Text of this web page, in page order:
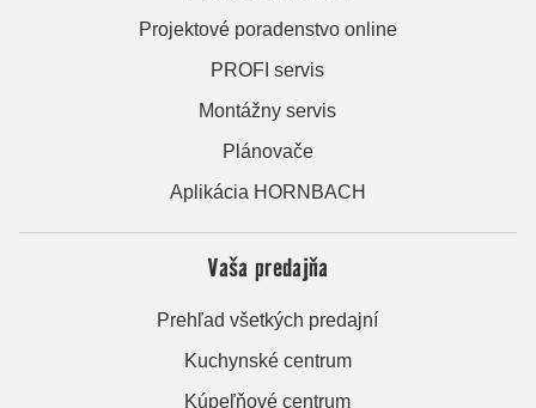
Projektové poradenstvo online
PROFI servis
Montážny servis
Plánovače
Aplikácia HORNBACH
Vaša predajňa
Prehľad všetkých predajní
Kuchynské centrum
Kúpeľňové centrum